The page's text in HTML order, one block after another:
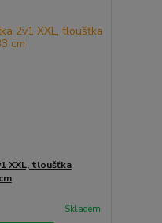
XXL, tloušťka
Skladem